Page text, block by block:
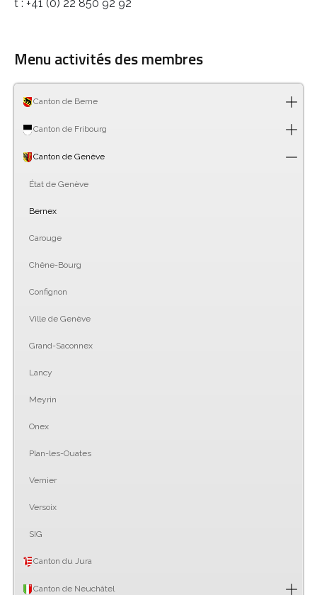
Menu activités des membres
Canton de Berne
Canton de Fribourg
Canton de Genève
État de Genève
Bernex
Carouge
Chêne-Bourg
Confignon
Ville de Genève
Grand-Saconnex
Lancy
Meyrin
Onex
Plan-les-Ouates
Vernier
Versoix
SIG
Canton du Jura
Canton de Neuchâtel
t : +41 (0) 22 850 92 92